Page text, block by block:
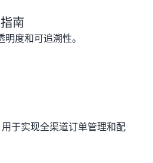
南
度和可追溯性。
于实现全渠道订单管理和配